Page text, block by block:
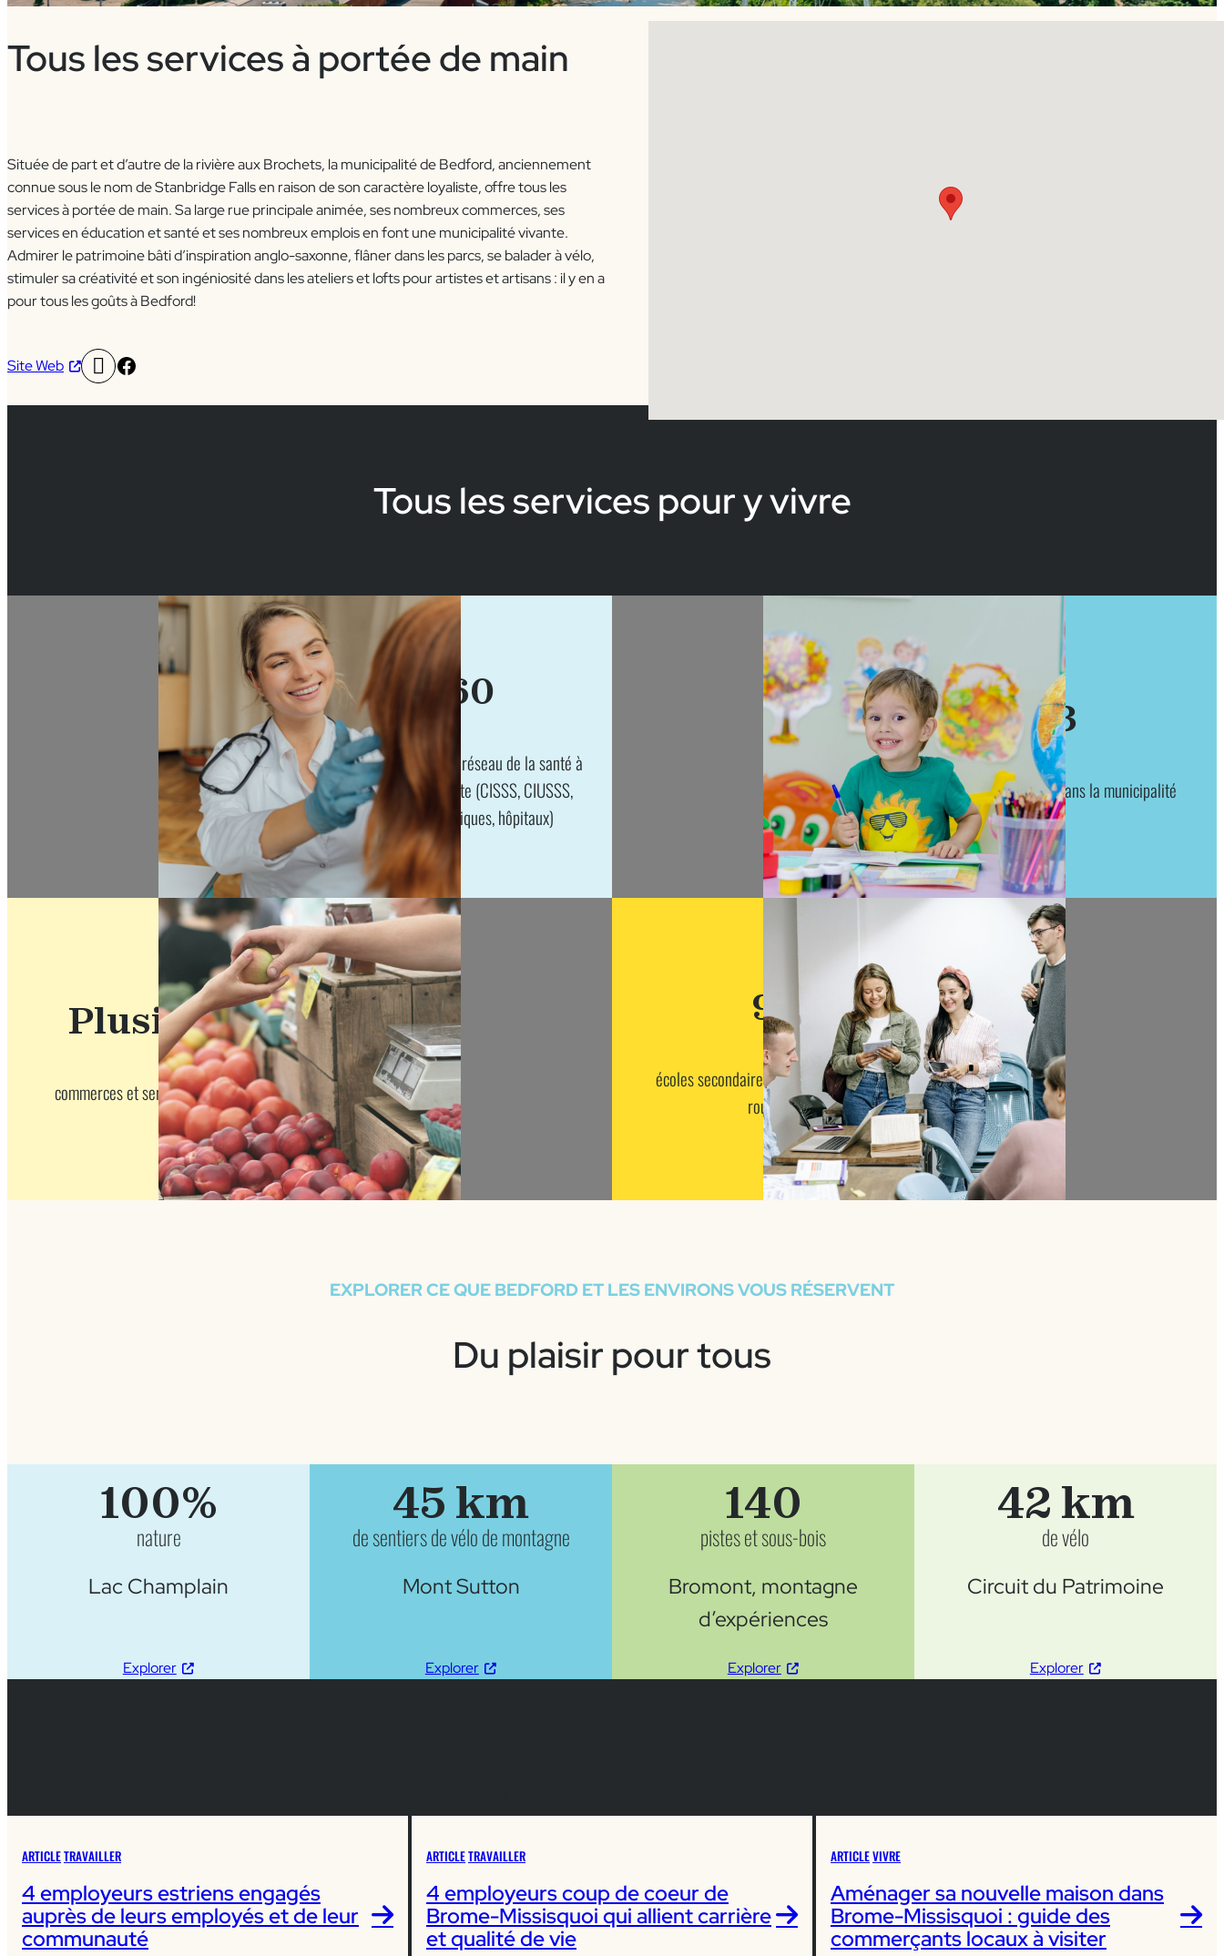
Tous les services à portée de main
Située de part et d’autre de la rivière aux Brochets, la municipalité de Bedford, anciennement
connue sous le nom de Stanbridge Falls en raison de son caractère loyaliste, offre tous les
services à portée de main. Sa large rue principale animée, ses nombreux commerces, ses
services en éducation et santé et ses nombreux emplois en font une municipalité vivante.
Admirer le patrimoine bâti d’inspiration anglo-saxonne, flâner dans les parcs, se balader à vélo,
stimuler sa créativité et son ingéniosité dans les ateliers et lofts pour artistes et artisans : il y en a
pour tous les goûts à Bedford!
Site Web Facebook
Tous les services pour y vivre
≈60
points de service du réseau de la santé à
30 minutes de route (CISSS, CIUSSS,
CLSC, GMF, cliniques, hôpitaux)
3
écoles primaires dans la municipalité
Plusieurs
commerces et services à proximité
9
écoles secondaires à 30 minutes de
route
EXPLORER CE QUE BEDFORD ET LES ENVIRONS VOUS RÉSERVENT
Du plaisir pour tous
100%
nature
Lac Champlain
Explorer
45 km
de sentiers de vélo de montagne
Mont Sutton
Explorer
140
pistes et sous-bois
Bromont, montagne
d’expériences
Explorer
42 km
de vélo
Circuit du Patrimoine
Explorer
ARTICLETRAVAILLER
4 employeurs estriens engagés
auprès de leurs employés et de leur
communauté
ARTICLETRAVAILLER
4 employeurs coup de coeur de
Brome-Missisquoi qui allient carrière
et qualité de vie
ARTICLEVIVRE
Aménager sa nouvelle maison dans
Brome-Missisquoi : guide des
commerçants locaux à visiter